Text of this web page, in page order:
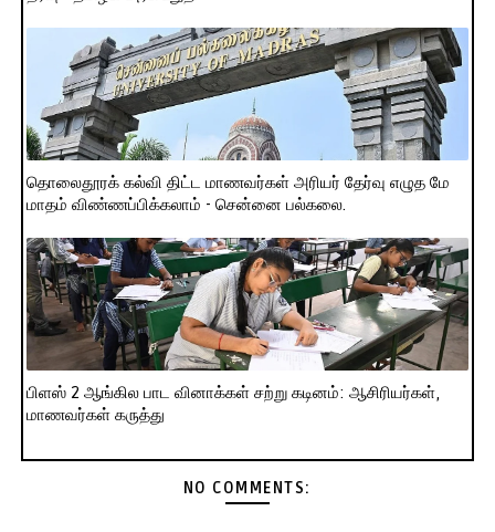
தொலைதூரக் கல்வி திட்ட மாணவர்கள் அரியர் தேர்வு எழுத மே
மாதம் விண்ணப்பிக்கலாம் - சென்னை பல்கலை.
பிளஸ் 2 ஆங்கில பாட வினாக்கள் சற்று கடினம்: ஆசிரியர்கள்,
மாணவர்கள் கருத்து
NO COMMENTS: